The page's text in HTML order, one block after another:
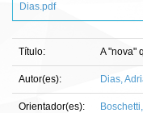
Dias.pdf
Título: A "nova"
Autor(es): Dias,
Orientador(es):